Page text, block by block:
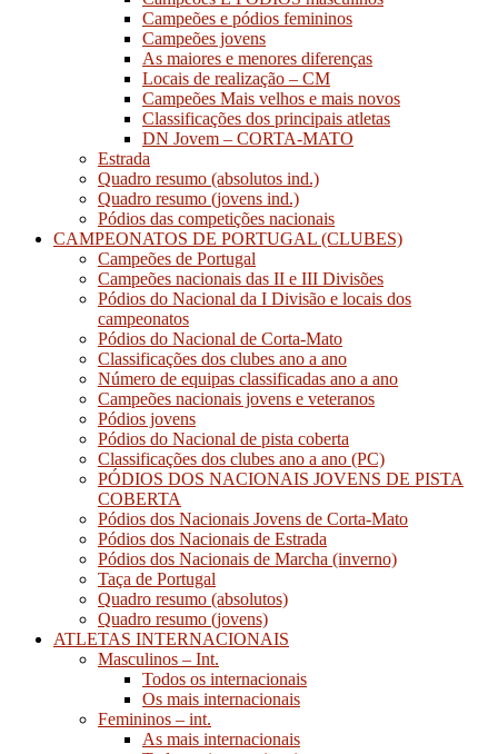
Campeões e pódios femininos
Campeões jovens
As maiores e menores diferenças
Locais de realização – CM
Campeões Mais velhos e mais novos
Classificações dos principais atletas
DN Jovem – CORTA-MATO
Estrada
Quadro resumo (absolutos ind.)
Quadro resumo (jovens ind.)
Pódios das competições nacionais
CAMPEONATOS DE PORTUGAL (CLUBES)
Campeões de Portugal
Campeões nacionais das II e III Divisões
Pódios do Nacional da I Divisão e locais dos
campeonatos
Pódios do Nacional de Corta-Mato
Classificações dos clubes ano a ano
Número de equipas classificadas ano a ano
Campeões nacionais jovens e veteranos
Pódios jovens
Pódios do Nacional de pista coberta
Classificações dos clubes ano a ano (PC)
PÓDIOS DOS NACIONAIS JOVENS DE PISTA
COBERTA
Pódios dos Nacionais Jovens de Corta-Mato
Pódios dos Nacionais de Estrada
Pódios dos Nacionais de Marcha (inverno)
Taça de Portugal
Quadro resumo (absolutos)
Quadro resumo (jovens)
ATLETAS INTERNACIONAIS
Masculinos – Int.
Todos os internacionais
Os mais internacionais
Femininos – int.
As mais internacionais